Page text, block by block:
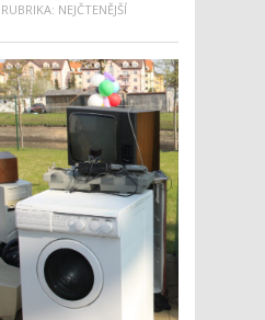
RUBRIKA: NEJČTENĚJŠÍ